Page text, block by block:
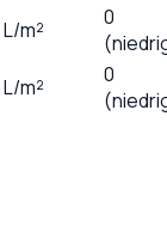
L/m²
0
L/m²
0